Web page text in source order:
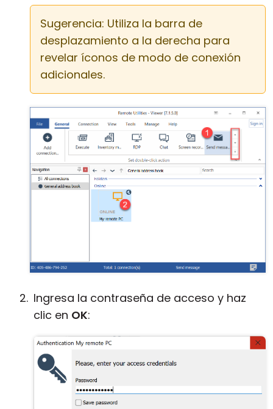
Sugerencia: Utiliza la barra de
desplazamiento a la derecha para
revelar íconos de modo de conexión
adicionales.
Ingresa la contraseña de acceso y haz
clic en OK: